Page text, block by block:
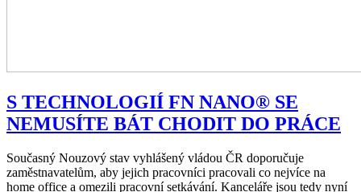
S TECHNOLOGIÍ FN NANO® SE
NEMUSÍTE BÁT CHODIT DO PRÁCE
Současný Nouzový stav vyhlášený vládou ČR doporučuje
zaměstnavatelům, aby jejich pracovníci pracovali co nejvíce na
home office a omezili pracovní setkávání. Kanceláře jsou tedy nyní